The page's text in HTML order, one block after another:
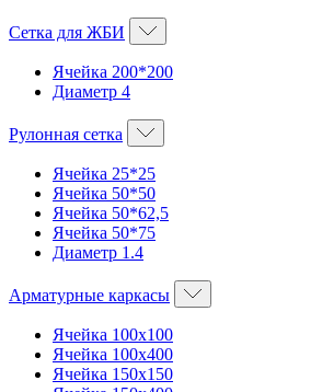
Сетка для ЖБИ
Ячейка 200*200
Диаметр 4
Рулонная сетка
Ячейка 25*25
Ячейка 50*50
Ячейка 50*62,5
Ячейка 50*75
Диаметр 1.4
Арматурные каркасы
Ячейка 100х100
Ячейка 100х400
Ячейка 150х150